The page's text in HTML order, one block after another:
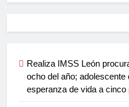
Realiza IMSS León
ocho del año; adolescente
esperanza de vida a cinco